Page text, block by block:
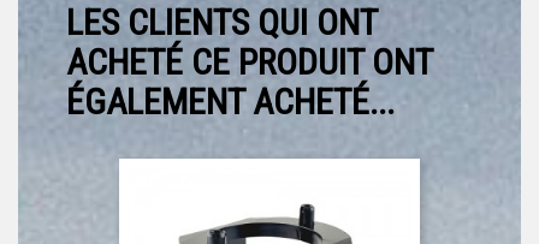
LES CLIENTS QUI ONT
ACHETÉ CE PRODUIT ONT
ÉGALEMENT ACHETÉ...